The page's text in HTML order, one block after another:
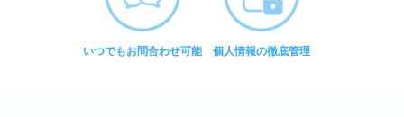
いつでもお問合わせ可能 個人情報の徹底管理